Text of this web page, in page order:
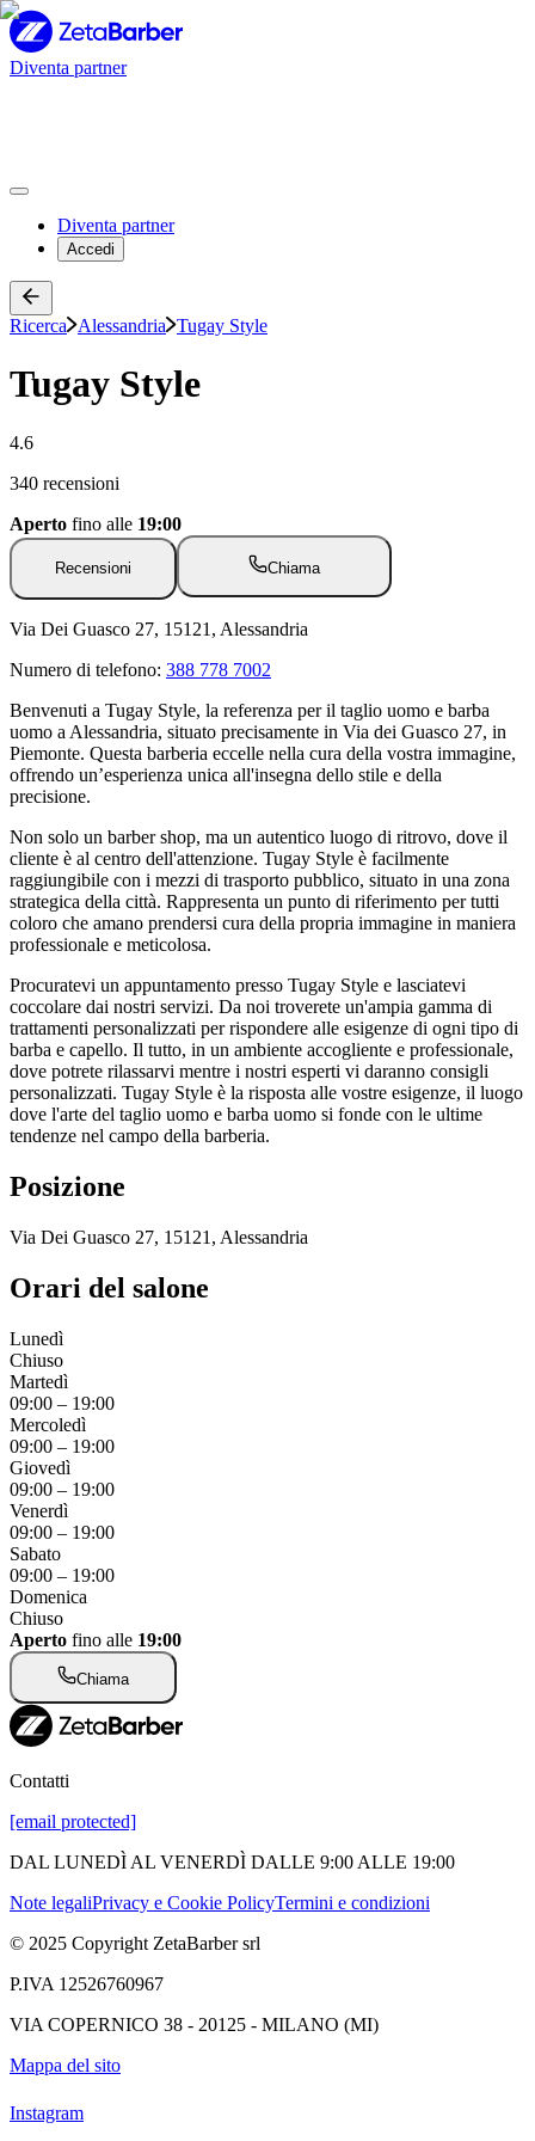
Diventa partner
Diventa partner
Accedi
Ricerca Alessandria Tugay Style
Tugay Style
4.6
340 recensioni
Aperto fino alle 19:00
Recensioni Chiama
Via Dei Guasco 27, 15121, Alessandria
Numero di telefono: 388 778 7002
Benvenuti a Tugay Style, la referenza per il taglio uomo e barba
uomo a Alessandria, situato precisamente in Via dei Guasco 27, in
Piemonte. Questa barberia eccelle nella cura della vostra immagine,
offrendo un’esperienza unica all'insegna dello stile e della
precisione.
Non solo un barber shop, ma un autentico luogo di ritrovo, dove il
cliente è al centro dell'attenzione. Tugay Style è facilmente
raggiungibile con i mezzi di trasporto pubblico, situato in una zona
strategica della città. Rappresenta un punto di riferimento per tutti
coloro che amano prendersi cura della propria immagine in maniera
professionale e meticolosa.
Procuratevi un appuntamento presso Tugay Style e lasciatevi
coccolare dai nostri servizi. Da noi troverete un'ampia gamma di
trattamenti personalizzati per rispondere alle esigenze di ogni tipo di
barba e capello. Il tutto, in un ambiente accogliente e professionale,
dove potrete rilassarvi mentre i nostri esperti vi daranno consigli
personalizzati. Tugay Style è la risposta alle vostre esigenze, il luogo
dove l'arte del taglio uomo e barba uomo si fonde con le ultime
tendenze nel campo della barberia.
Posizione
Via Dei Guasco 27, 15121, Alessandria
Orari del salone
Lunedì
Chiuso
Martedì
09:00 – 19:00
Mercoledì
09:00 – 19:00
Giovedì
09:00 – 19:00
Venerdì
09:00 – 19:00
Sabato
09:00 – 19:00
Domenica
Chiuso
Aperto fino alle 19:00
Chiama
Contatti
[email protected]
DAL LUNEDÌ AL VENERDÌ DALLE 9:00 ALLE 19:00
Note legaliPrivacy e Cookie PolicyTermini e condizioni
© 2025 Copyright ZetaBarber srl
P.IVA 12526760967
VIA COPERNICO 38 - 20125 - MILANO (MI)
Mappa del sito
Instagram